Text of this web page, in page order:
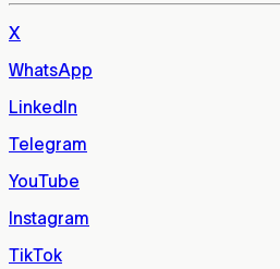
X
WhatsApp
LinkedIn
Telegram
YouTube
Instagram
TikTok